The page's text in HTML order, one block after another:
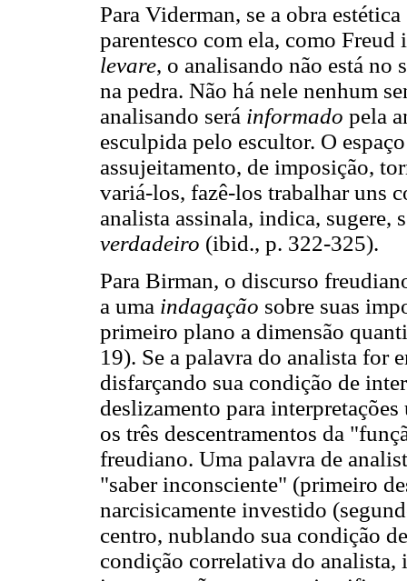
Para Viderman, se a obra estética
parentesco com ela, como
levare, o analisando não está no
na pedra. Não há nele nenhum
analisando será informado pela
esculpida pelo escultor. O
assujeitamento, de imposição,
variá-los, fazê-los trabalhar uns
analista assinala, indica, sugere,
verdadeiro (ibid., p. 322-325).
Para Birman, o discurso
a uma indagação sobre suas
primeiro plano a dimensão
19). Se a palavra do analista for
disfarçando sua condição de
deslizamento para
os três descentramentos da
freudiano. Uma palavra de
"saber inconsciente" (primeiro
narcisicamente investido
centro, nublando sua condição
condição correlativa do analista,